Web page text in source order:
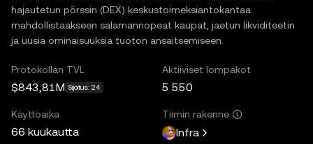
hajautetun pörssin (DEX) keskustoimeksiantokantaa
mahdollistaakseen salamannopeat kaupat, jaetun likviditeetin
ja uusia ominaisuuksia tuoton ansaitsemiseen.
Protokollan TVL
$843,81M Sijoitus: 24
Aktiiviset lompakot
5 550
Käyttöaika
66 kuukautta
Tiimin rakenne
Infra